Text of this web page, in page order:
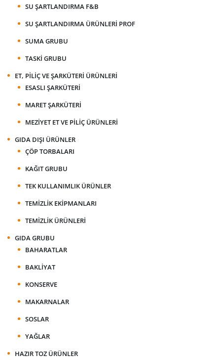
SU ŞARTLANDIRMA F&B
SU ŞARTLANDIRMA ÜRÜNLERI PROF
SUMA GRUBU
TASKI GRUBU
ET, PILIÇ VE ŞARKÜTERI ÜRÜNLERI
ESASLI ŞARKÜTERI
MARET ŞARKÜTERI
MEZIYET ET VE PILIÇ ÜRÜNLERI
GIDA DIŞI ÜRÜNLER
ÇÖP TORBALARI
KAĞIT GRUBU
TEK KULLANIMLIK ÜRÜNLER
TEMIZLIK EKIPMANLARI
TEMIZLIK ÜRÜNLERI
GIDA GRUBU
BAHARATLAR
BAKLIYAT
KONSERVE
MAKARNALAR
SOSLAR
YAĞLAR
HAZIR TOZ ÜRÜNLER